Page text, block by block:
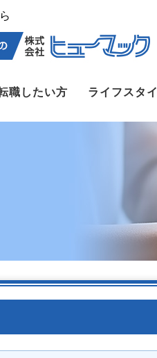
ライ
職したい方 ライフスタ